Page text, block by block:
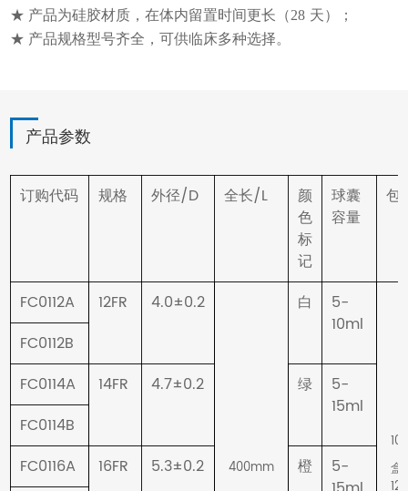
★ 产品为硅胶材质，在体内留置时间更长（28 天）；
★ 产品规格型号齐全，可供临床多种选择。
产品参数
订购代码 规格 外径/D 全长/L
颜
色
标
记
球囊
容量
包
FC0112A 12FR 4.0±0.2
400mm
白
5-
10ml
盒
12
FC0112B
FC0114A
14FR 4.7±0.2 绿
5-
15ml
FC0114B
FC0116A
16FR 5.3±0.2 橙
5-